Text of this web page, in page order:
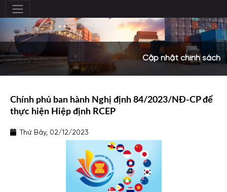
Cập nhật chính sách
Chính phủ ban hành Nghị định 84/2023/NĐ-CP để
thực hiện Hiệp định RCEP
Thứ Bảy, 02/12/2023